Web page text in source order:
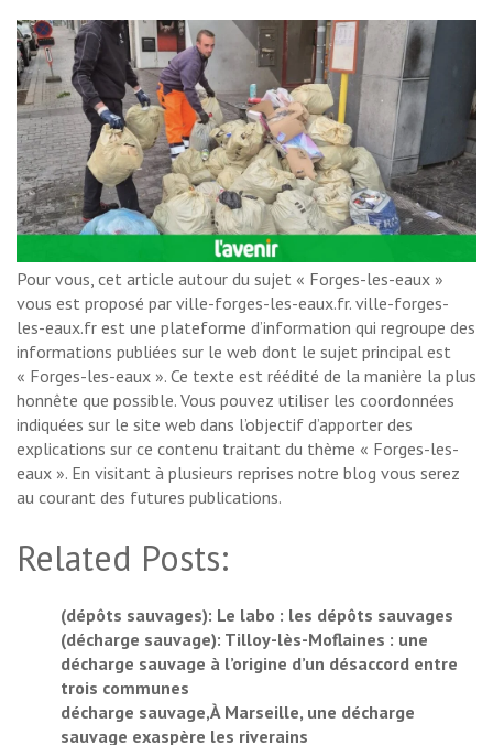
Pour vous, cet article autour du sujet « Forges-les-eaux »
vous est proposé par ville-forges-les-eaux.fr. ville-forges-
les-eaux.fr est une plateforme d’information qui regroupe des
informations publiées sur le web dont le sujet principal est
« Forges-les-eaux ». Ce texte est réédité de la manière la plus
honnête que possible. Vous pouvez utiliser les coordonnées
indiquées sur le site web dans l’objectif d’apporter des
explications sur ce contenu traitant du thème « Forges-les-
eaux ». En visitant à plusieurs reprises notre blog vous serez
au courant des futures publications.
Related Posts:
(dépôts sauvages): Le labo : les dépôts sauvages
(décharge sauvage): Tilloy-lès-Moflaines : une
décharge sauvage à l’origine d’un désaccord entre
trois communes
décharge sauvage,À Marseille, une décharge
sauvage exaspère les riverains